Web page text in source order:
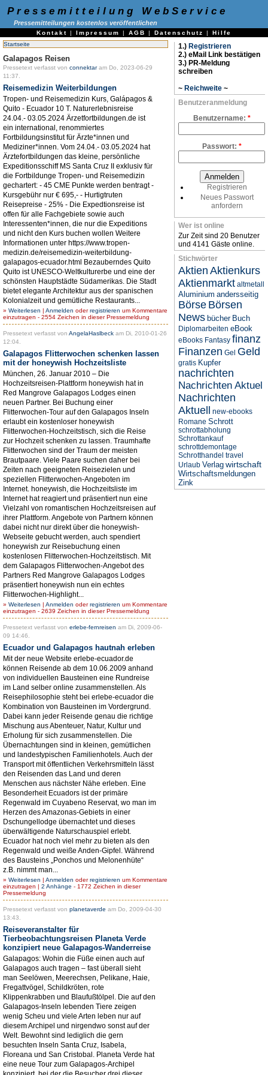
Pressemitteilung WebService
Pressemitteilungen kostenlos veröffentlichen
Kontakt | Impressum | AGB | Datenschutz | Hilfe
Startseite
Galapagos Reisen
Pressetext verfasst von connektaram Do, 2023-06-29
11:37.
Reisemedizin Weiterbildungen
Tropen- und Reisemedizin Kurs, Galápagos &
Quito - Ecuador 10 T. Naturerlebnisreise
24.04.- 03.05.2024 Ärzetfortbildungen.de ist
ein international, renommiertes
Fortbildungsinstitut für Ärzte*innen und
Mediziner*innen. Vom 24.04.- 03.05.2024 hat
Ärztefortbildungen das kleine, persönliche
Expeditionsschiff MS Santa Cruz II exklusiv für
die Fortbildunge Tropen- und Reisemedizin
gechartert: - 45 CME Punkte werden bentragt -
Kursgebühr nur € 695,- - Hurtigtruten
Reisepreise - 25% - Die Expedtionsreise ist
offen für alle Fachgebiete sowie auch
Interessenten*innen, die nur die Expeditions
und nicht den Kurs buchen wollen Weitere
Informationen unter https://www.tropen-
medizin.de/reisemedizin-weiterbildung-
galapagos-ecuador.html Bezauberndes Quito
Quito ist UNESCO-Weltkulturerbe und eine der
schönsten Hauptstädte Südamerikas. Die Stadt
bietet elegante Architektur aus der spanischen
Kolonialzeit und gemütliche Restaurants...
» Weiterlesen | Anmelden oderregistrieren um Kommentare
einzutragen - 2554 Zeichen in dieser Pressemeldung
Pressetext verfasst von AngelaHaslbeck am Di, 2010-01-26
12:04.
Galapagos Flitterwochen schenken lassen
mit der honeywish Hochzeitsliste
München, 26. Januar 2010 – Die
Hochzeitsreisen-Plattform honeywish hat in
Red Mangrove Galapagos Lodges einen
neuen Partner. Bei Buchung einer
Flitterwochen-Tour auf den Galapagos Inseln
erlaubt ein kostenloser honeywish
Flitterwochen-Hochzeitstisch, sich die Reise
zur Hochzeit schenken zu lassen. Traumhafte
Flitterwochen sind der Traum der meisten
Brautpaare. Viele Paare suchen daher bei
Zeiten nach geeigneten Reisezielen und
speziellen Flitterwochen-Angeboten im
Internet. honeywish, die Hochzeitsliste im
Internet hat reagiert und präsentiert nun eine
Vielzahl von romantischen Hochzeitsreisen auf
ihrer Plattform. Angebote von Partnern können
dabei nicht nur direkt über die honeywish-
Webseite gebucht werden, auch spendiert
honeywish zur Reisebuchung einen
kostenlosen Flitterwochen-Hochzeitstisch. Mit
dem Galapagos Flitterwochen-Angebot des
Partners Red Mangrove Galapagos Lodges
präsentiert honeywish nun ein echtes
Flitterwochen-Highlight...
» Weiterlesen | Anmelden oderregistrieren um Kommentare
einzutragen - 2639 Zeichen in dieser Pressemeldung
Pressetext verfasst von erlebe-fernreisen am Di, 2009-06-
09 14:46.
Ecuador und Galapagos hautnah erleben
Mit der neue Website erlebe-ecuador.de
können Reisende ab dem 10.06.2009 anhand
von individuellen Bausteinen eine Rundreise
im Land selber online zusammenstellen. Als
Reisephilosophie steht bei erlebe-ecuador die
Kombination von Bausteinen im Vordergrund.
Dabei kann jeder Reisende genau die richtige
Mischung aus Abenteuer, Natur, Kultur und
Erholung für sich zusammenstellen. Die
Übernachtungen sind in kleinen, gemütlichen
und landestypischen Familienhotels. Auch der
Transport mit öffentlichen Verkehrsmitteln lässt
den Reisenden das Land und deren
Menschen aus nächster Nähe erleben. Eine
Besonderheit Ecuadors ist der primäre
Regenwald im Cuyabeno Reservat, wo man im
Herzen des Amazonas-Gebiets in einer
Dschungellodge übernachtet und dieses
überwältigende Naturschauspiel erlebt.
Ecuador hat noch viel mehr zu bieten als den
Regenwald und weiße Anden-Gipfel. Während
des Bausteins „Ponchos und Melonenhüte“
z.B. nimmt man...
» Weiterlesen | Anmelden oderregistrieren um Kommentare
einzutragen | 2 Anhänge - 1772 Zeichen in dieser
Pressemeldung
Pressetext verfasst von planetaverde am Do, 2009-04-30
13:43.
Reiseveranstalter für
Tierbeobachtungsreisen Planeta Verde
konzipiert neue Galapagos-Wanderreise
Galapagos: Wohin die Füße einen auch auf
Galapagos auch tragen – fast überall sieht
man Seelöwen, Meerechsen, Pelikane, Haie,
Fregattvögel, Schildkröten, rote
Klippenkrabben und Blaufußtölpel. Die auf den
Galapagos-Inseln lebenden Tiere zeigen
wenig Scheu und viele Arten leben nur auf
diesem Archipel und nirgendwo sonst auf der
Welt. Bewohnt sind lediglich die gern
besuchten Inseln Santa Cruz, Isabela,
Floreana und San Cristobal. Planeta Verde hat
eine neue Tour zum Galapagos-Archipel
1.) Registrieren
2.) eMail Link bestätigen
3.) PR-Meldung
schreiben
~ Reichweite ~
Benutzeranmeldung
Benutzername: *
Passwort: *
Registrieren
Neues Passwort
anfordern
Wer ist online
Zur Zeit sind 20 Benutzer
und 4141 Gäste online.
Stichwörter
Aktien Aktienkurs
Aktienmarkt altmetall
Aluminium andersseitig
Börse Börsen
News bücher Buch
Diplomarbeiten eBook
eBooks Fantasy finanz
Finanzen Gel Geld
gratis Kupfer
nachrichten
Nachrichten Aktuel
Nachrichten
Aktuell
new-ebooks
Romane Schrott
schrottabholung
Schrottankauf
schrottdemontage
Schrotthandel travel
Urlaub Verlag wirtschaft
Wirtschaftsmeldungen
Zink